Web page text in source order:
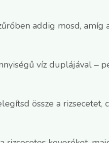
addig mosd, amíg
víz duplájával
össze a